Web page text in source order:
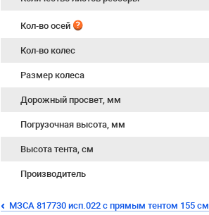
Кол-во осей
Кол-во колес
Размер колеса
Дорожный просвет, мм
Погрузочная высота, мм
Высота тента, см
Производитель
МЗСА 817730 исп.022 с прямым тентом 155 см